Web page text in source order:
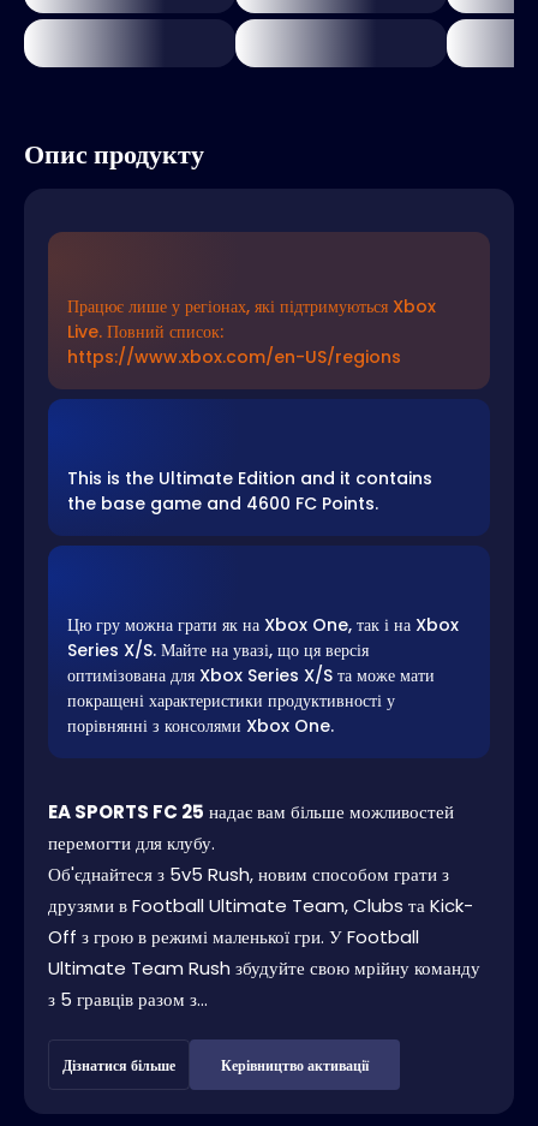
Опис продукту
Працює лише у регіонах, які підтримуються Xbox
Live. Повний список:
https://www.xbox.com/en-US/regions
This is the Ultimate Edition and it contains
the base game and 4600 FC Points.
Цю гру можна грати як на Xbox One, так і на Xbox
Series X/S. Майте на увазі, що ця версія
оптимізована для Xbox Series X/S та може мати
покращені характеристики продуктивності у
порівнянні з консолями Xbox One.
EA SPORTS FC 25 надає вам більше можливостей
перемогти для клубу.
Об'єднайтеся з 5v5 Rush, новим способом грати з
друзями в Football Ultimate Team, Clubs та Kick-
Off з грою в режимі маленької гри. У Football
Ultimate Team Rush збудуйте свою мрійну команду
з 5 гравців разом з...
Дізнатися більше Керівництво активації